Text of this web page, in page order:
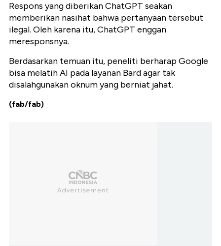
Respons yang diberikan ChatGPT seakan
memberikan nasihat bahwa pertanyaan tersebut
ilegal. Oleh karena itu, ChatGPT enggan
meresponsnya.
Berdasarkan temuan itu, peneliti berharap Google
bisa melatih AI pada layanan Bard agar tak
disalahgunakan oknum yang berniat jahat.
(fab/fab)